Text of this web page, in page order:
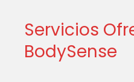
Servicios
BodySense